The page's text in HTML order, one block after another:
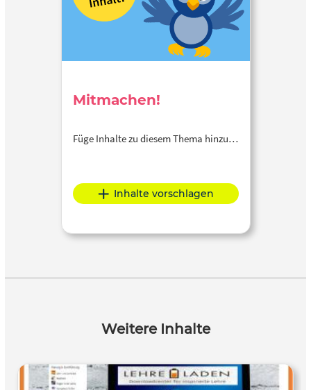
Mitmachen!
Füge Inhalte zu diesem Thema hinzu…
Inhalte vorschlagen
Weitere Inhalte